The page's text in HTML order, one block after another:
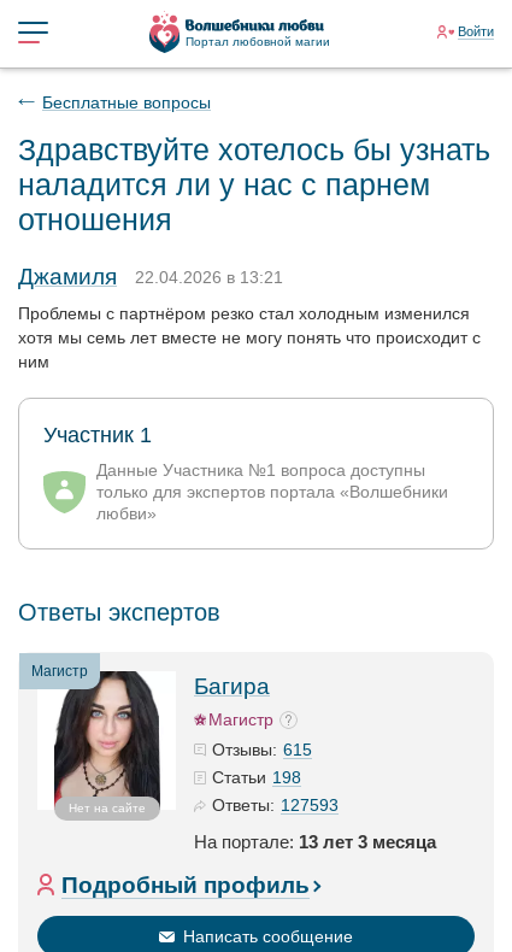
Портал любовной магии
Войти
Бесплатные вопросы
Здравствуйте хотелось бы узнать
наладится ли у нас с парнем
отношения
Джамиля
22.04.2026 в 13:21
Проблемы с партнёром резко стал холодным изменился
хотя мы семь лет вместе не могу понять что происходит с
ним
Участник 1
Данные Участника №1 вопроса доступны
только для экспертов портала «Волшебники
любви»
Ответы экспертов
Магистр
Нет на сайте
Багира
Магистр
Отзывы: 615
Статьи 198
Ответы: 127593
На портале: 13 лет 3 месяца
Подробный профиль
Написать сообщение